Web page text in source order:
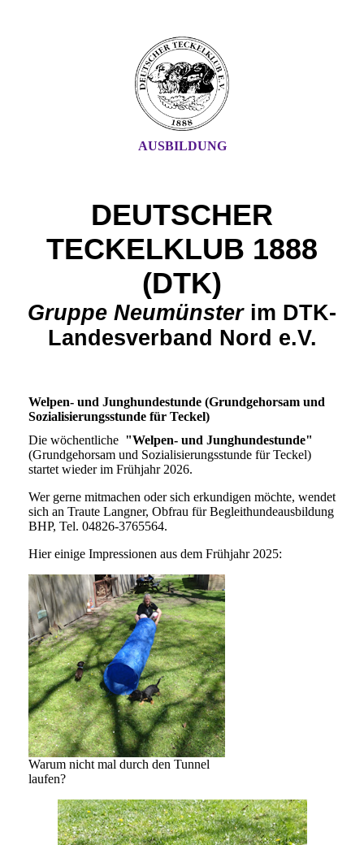
AUSBILDUNG
DEUTSCHER
TECKELKLUB 1888
(DTK)
Gruppe Neumünster im DTK-
Landesverband Nord e.V.
Welpen- und Junghundestunde (Grundgehorsam und
Sozialisierungsstunde für Teckel)
Die wöchentliche "Welpen- und Junghundestunde"
(Grundgehorsam und Sozialisierungsstunde für Teckel)
startet wieder im Frühjahr 2026.
Wer gerne mitmachen oder sich erkundigen möchte, wendet
sich an Traute Langner, Obfrau für Begleithundeausbildung
BHP, Tel. 04826-3765564.
Hier einige Impressionen aus dem Frühjahr 2025:
Warum nicht mal durch den Tunnel
laufen?